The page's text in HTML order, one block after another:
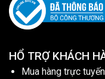
HỔ TRỢ KHÁCH
Mua hàng trực tuyến